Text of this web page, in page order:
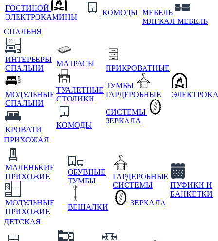
ГОСТИНОЙ
ЭЛЕКТРОКАМИНЫ
КОМОДЫ МЕБЕЛЬ
МЯГКАЯ МЕБЕЛЬ
СПАЛЬНЯ
ИНТЕРЬЕРЫ
СПАЛЬНИ
МОДУЛЬНЫЕ
СПАЛЬНИ
КРОВАТИ
МАТРАСЫ
ТУАЛЕТНЫЕ
СТОЛИКИ
КОМОДЫ
ПРИКРОВАТНЫЕ
ТУМБЫ
ГАРДЕРОБНЫЕ
СИСТЕМЫ
ЗЕРКАЛА
ПРИХОЖАЯ
МАЛЕНЬКИЕ
ПРИХОЖИЕ
МОДУЛЬНЫЕ
ПРИХОЖИЕ
ОБУВНЫЕ
ТУМБЫ
ВЕШАЛКИ
ГАРДЕРОБНЫЕ
СИСТЕМЫ
ЗЕРКАЛА
ПУФИКИ И
БАНКЕТКИ
ДЕТСКАЯ